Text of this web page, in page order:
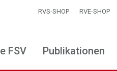
RVS-SHOP RVE-SHOP
FSV Publikationen